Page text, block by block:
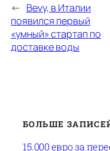
← Bevy, в Италии
появился первый
«умный» стартап по
доставке воды
БОЛЬШЕ
15.000 евро за